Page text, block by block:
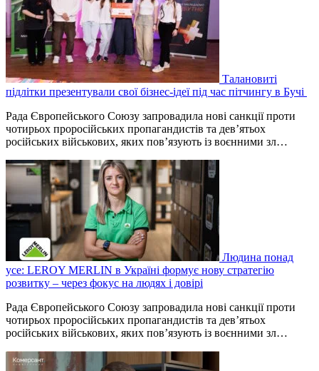
Талановиті
підлітки презентували свої бізнес-ідеї під час пітчингу в Бучі
Рада Європейського Союзу запровадила нові санкції проти
чотирьох проросійських пропагандистів та дев’ятьох
російських військових, яких пов’язують із воєнними зл…
Людина понад
усе: LEROY MERLIN в Україні формує нову стратегію
розвитку – через фокус на людях і довірі
Рада Європейського Союзу запровадила нові санкції проти
чотирьох проросійських пропагандистів та дев’ятьох
російських військових, яких пов’язують із воєнними зл…